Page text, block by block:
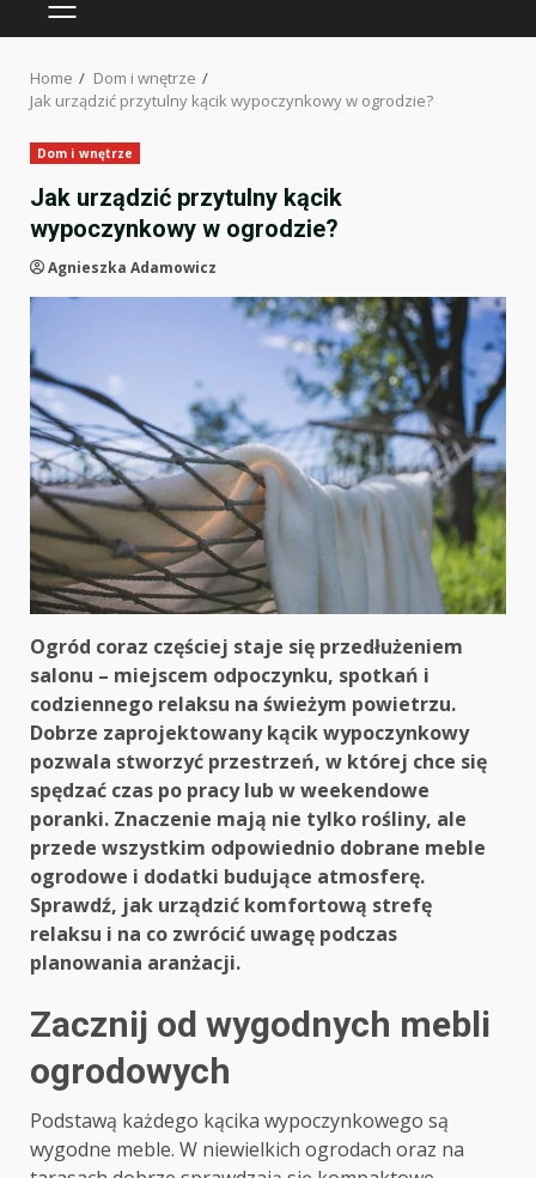
PRIMARY
Home
Dom i wnętrze
Jak urządzić przytulny kącik wypoczynkowy w ogrodzie?
Dom i wnętrze
Jak urządzić przytulny kącik
wypoczynkowy w ogrodzie?
Agnieszka Adamowicz
Ogród coraz częściej staje się przedłużeniem
salonu – miejscem odpoczynku, spotkań i
codziennego relaksu na świeżym powietrzu.
Dobrze zaprojektowany kącik wypoczynkowy
pozwala stworzyć przestrzeń, w której chce się
spędzać czas po pracy lub w weekendowe
poranki. Znaczenie mają nie tylko rośliny, ale
przede wszystkim odpowiednio dobrane meble
ogrodowe i dodatki budujące atmosferę.
Sprawdź, jak urządzić komfortową strefę
relaksu i na co zwrócić uwagę podczas
planowania aranżacji.
Zacznij od wygodnych mebli
ogrodowych
Podstawą każdego kącika wypoczynkowego są
wygodne meble. W niewielkich ogrodach oraz na